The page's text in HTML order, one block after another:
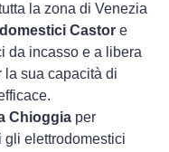
la zona di Venezia
Castor e
da incasso e a libera
la sua capacità di
Chioggia per
gli elettrodomestici